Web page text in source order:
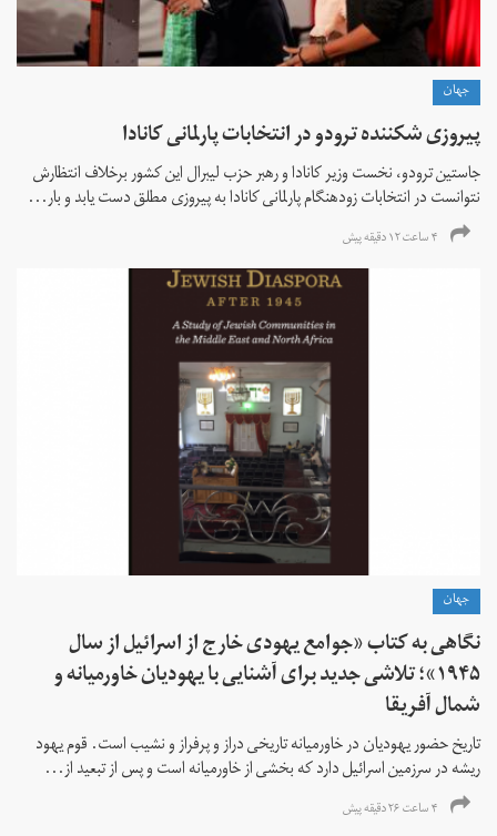
جهان
پیروزی شکننده ترودو در انتخابات پارلمانی کانادا
جاستین ترودو، نخست وزیر کانادا و رهبر حزب لیبرال این کشور برخلاف انتظارش
نتوانست در انتخابات زود‌هنگام پارلمانی کانادا به پیروزی مطلق دست یابد و بار...
۴ ساعت ۱۲ دقیقه پیش
جهان
نگاهی به کتاب «جوامع یهودی خارج از اسرائیل از سال
۱۹۴۵»؛ تلاشی جدید برای آشنایی با یهودیان خاورمیانه و
شمال آفریقا
تاریخ حضور یهودیان در خاورمیانه تاریخی دراز و پرفراز و نشیب است. قوم یهود
ریشه در سرزمین اسرائیل دارد که بخشی از خاورمیانه است و پس از تبعید از...
۴ ساعت ۲۶ دقیقه پیش